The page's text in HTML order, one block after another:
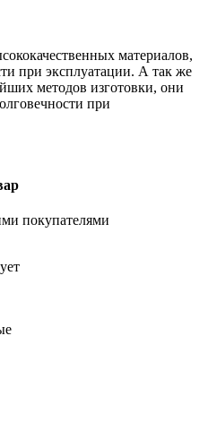
материалов,
при эксплуатации. А так же
методов изготовки, они
при
покупателями